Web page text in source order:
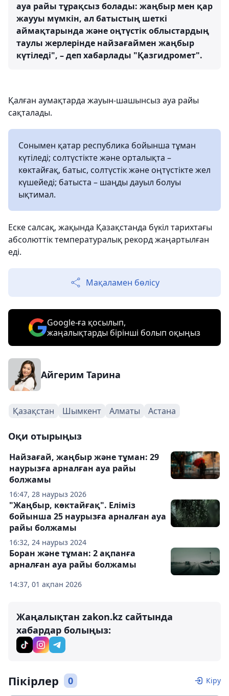
ауа райы тұрақсыз болады: жаңбыр мен қар
жаууы мүмкін, ал батыстың шеткі
аймақтарында және оңтүстік облыстардың
таулы жерлерінде найзағаймен жаңбыр
күтіледі", – деп хабарлады "Қазгидромет".
Қалған аумақтарда жауын-шашынсыз ауа райы
сақталады.
Сонымен қатар республика бойынша тұман
күтіледі; солтүстікте және орталықта –
көктайғақ, батыс, солтүстік және оңтүстікте жел
күшейеді; батыста – шаңды дауыл болуы
ықтимал.
Еске салсақ, жақында Қазақстанда бүкіл тарихтағы
абсолюттік температуралық рекорд жаңартылған
еді.
Мақаламен бөлісу
Google-ға қосылып,
жаңалықтарды бірінші болып оқыңыз
Айгерим Тарина
Қазақстан Шымкент Алматы Астана
Оқи отырыңыз
16:47, 28 наурыз 2026
Найзағай, жаңбыр және тұман: 29
наурызға арналған ауа райы
болжамы
16:32, 24 наурыз 2024
"Жаңбыр, көктайғақ". Еліміз
бойынша 25 наурызға арналған ауа
райы болжамы
14:37, 01 ақпан 2026
Боран және тұман: 2 ақпанға
арналған ауа райы болжамы
Жаңалықтан zakon.kz сайтында
хабардар болыңыз:
Пікірлер 0 Кіру